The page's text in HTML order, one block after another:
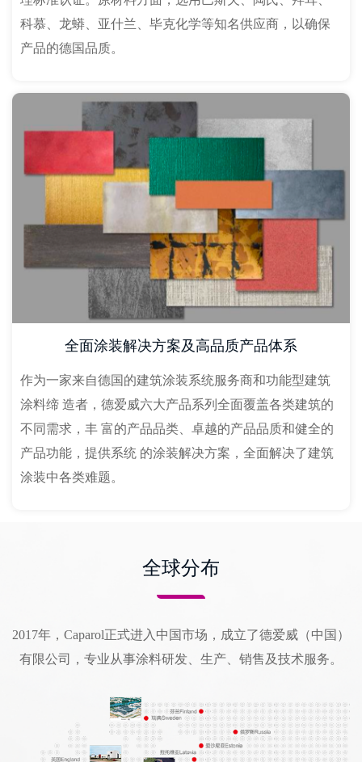
科慕、龙蟒、亚什兰、毕克化学等知名供应商，以确保
产品的德国品质。
全面涂装解决方案及高品质产品体系
作为一家来自德国的建筑涂装系统服务商和功能型建筑
涂料缔 造者，德爱威六大产品系列全面覆盖各类建筑的
不同需求，丰 富的产品品类、卓越的产品品质和健全的
产品功能，提供系统 的涂装解决方案，全面解决了建筑
涂装中各类难题。
全球分布
2017年，Caparol正式进入中国市场，成立了德爱威（中国）
有限公司，专业从事涂料研发、生产、销售及技术服务。